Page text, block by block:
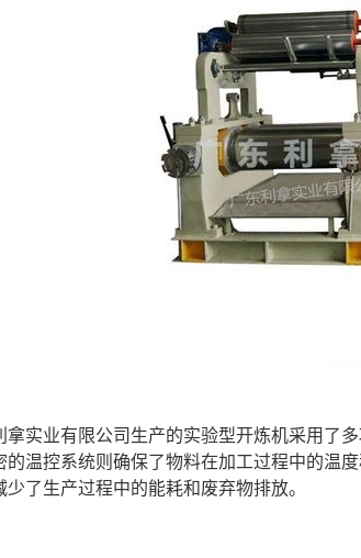
拿实业有限公司生产的实验型开炼机采用了
的温控系统则确保了物料在加工过程中的温
少了生产过程中的能耗和废弃物排放。